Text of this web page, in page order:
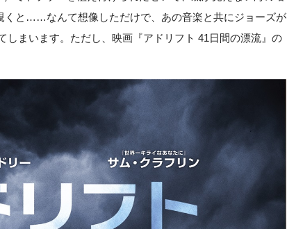
くと……なんて想像しただけで、あの音楽と共にジョーズが
しまいます。ただし、映画『アドリフト 41日間の漂流』の